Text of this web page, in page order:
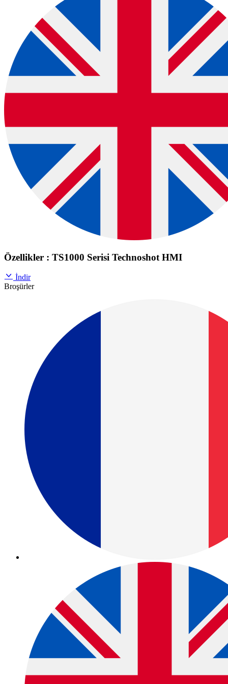
Özellikler : TS1000 Serisi Technoshot HMI
İndir
Broşürler